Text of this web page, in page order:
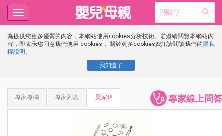
為提供您更多優質的內容，本網站使用cookies分析技術。若繼續閱覽本網站內
容，即表示您同意我們使用 cookies， 關於更多cookies資訊請閱讀我們的隱私
權說明 。
我知道了
Toggle
navigation
專家線上問答
專家專欄 專家列表 梁家瑋